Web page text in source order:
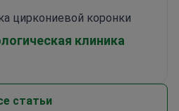
циркониевой коронки
клиника
статьи